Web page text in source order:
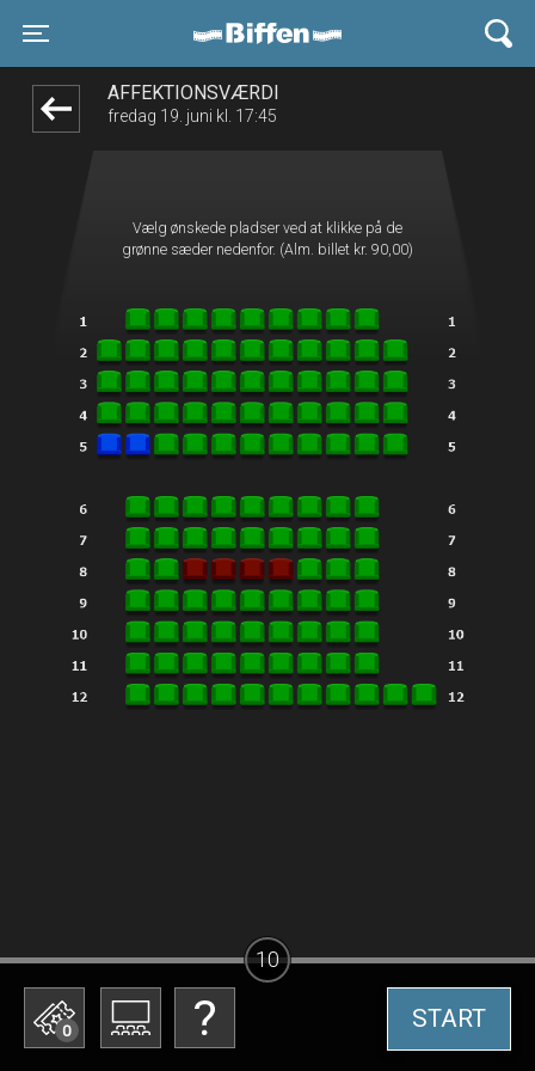
Biffen Odder
AFFEKTIONSVÆRDI
fredag 19. juni kl. 17:45
Vælg ønskede pladser ved at klikke på de
grønne sæder nedenfor. (Alm. billet kr. 90,00)
0 START
10
front05-temp 071708